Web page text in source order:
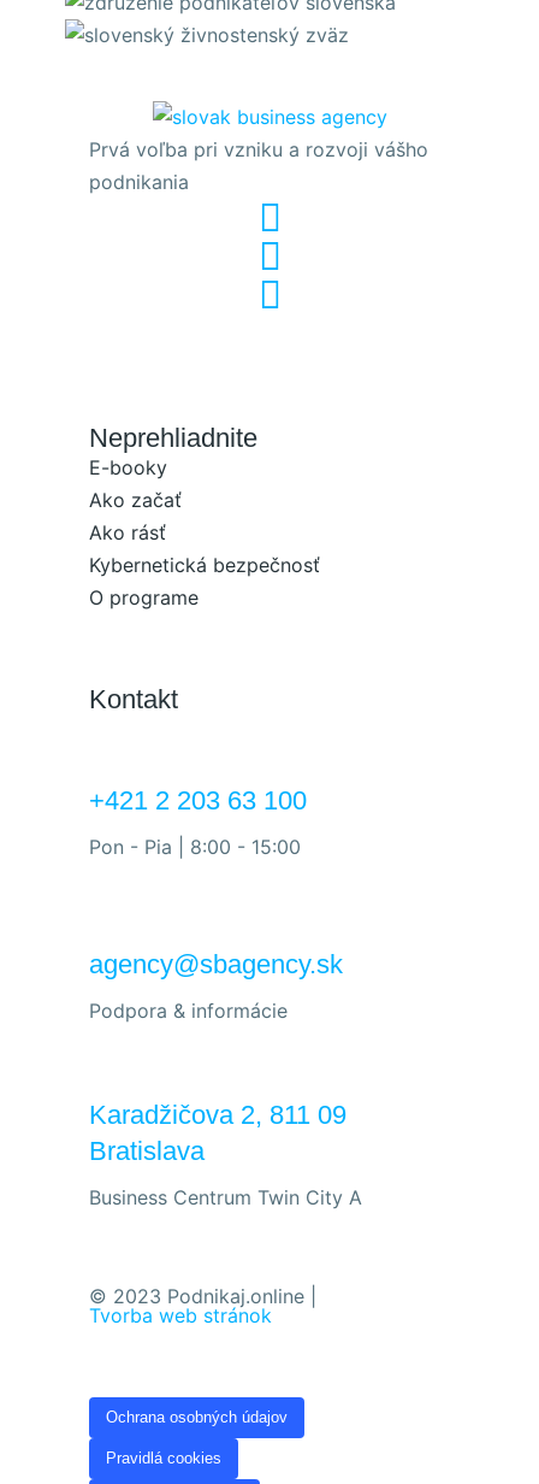
Prvá voľba pri vzniku a rozvoji vášho
podnikania
Neprehliadnite
E-booky
Ako začať
Ako rásť
Kybernetická bezpečnosť
O programe
Kontakt
+421 2 203 63 100
Pon - Pia | 8:00 - 15:00
agency@sbagency.sk
Podpora & informácie
Karadžičova 2, 811 09
Bratislava
Business Centrum Twin City A
© 2023 Podnikaj.online |
Tvorba web stránok
Ochrana osobných údajov
Pravidlá cookies